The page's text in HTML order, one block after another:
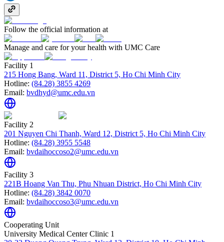
Follow the official information at
Manage and care for your health with UMC Care
Facility 1
215 Hong Bang, Ward 11, District 5, Ho Chi Minh City
Hotline: (84.28) 3855 4269
Email: bvdhyd@umc.edu.vn
Facility 2
201 Nguyen Chi Thanh, Ward 12, District 5, Ho Chi Minh City
Hotline: (84.28) 3955 5548
Email: bvdaihoccoso2@umc.edu.vn
Facility 3
221B Hoang Van Thu, Phu Nhuan District, Ho Chi Minh City
Hotline: (84.28) 3842 0070
Email: bvdaihoccoso3@umc.edu.vn
Cooperating Unit
University Medical Center Clinic 1